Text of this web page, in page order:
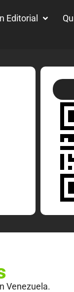
Editorial
Venezuela.